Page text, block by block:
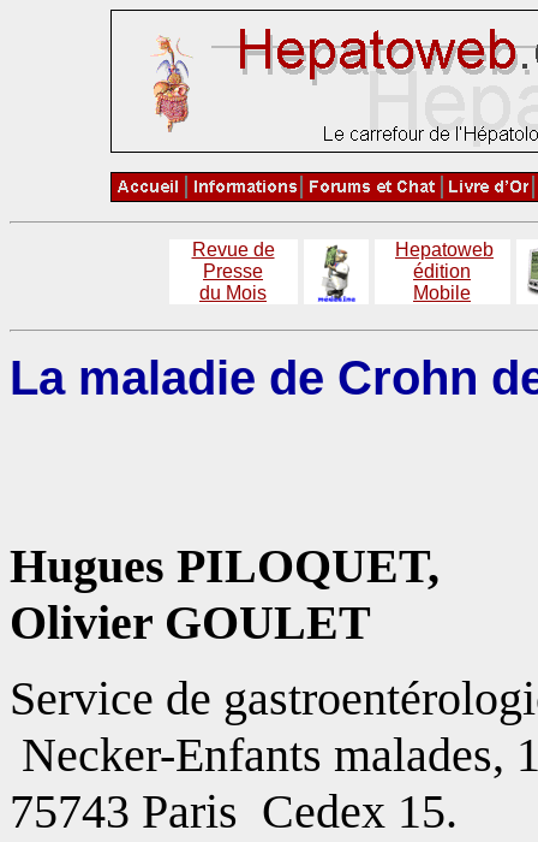
Revue de
Presse
du Mois
Hepatoweb
édition
Mobile
La maladie de Crohn
Hugues PILOQUET,
Olivier GOULET
Service de
Necker-Enfants malades,
75743 Paris Cedex 15.